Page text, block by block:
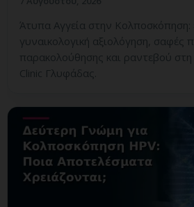
Άτυπα Αγγεία στην Κολποσκόπηση:
γυναικολογική αξιολόγηση, σαφές
παρακολούθησης και ραντεβού
Clinic Γλυφάδας.